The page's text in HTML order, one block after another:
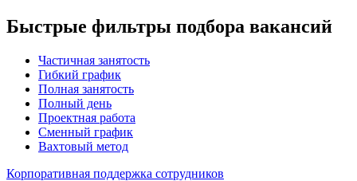
Быстрые фильтры подбора вакансий
Частичная занятость
Гибкий график
Полная занятость
Полный день
Проектная работа
Сменный график
Вахтовый метод
Корпоративная поддержка сотрудников